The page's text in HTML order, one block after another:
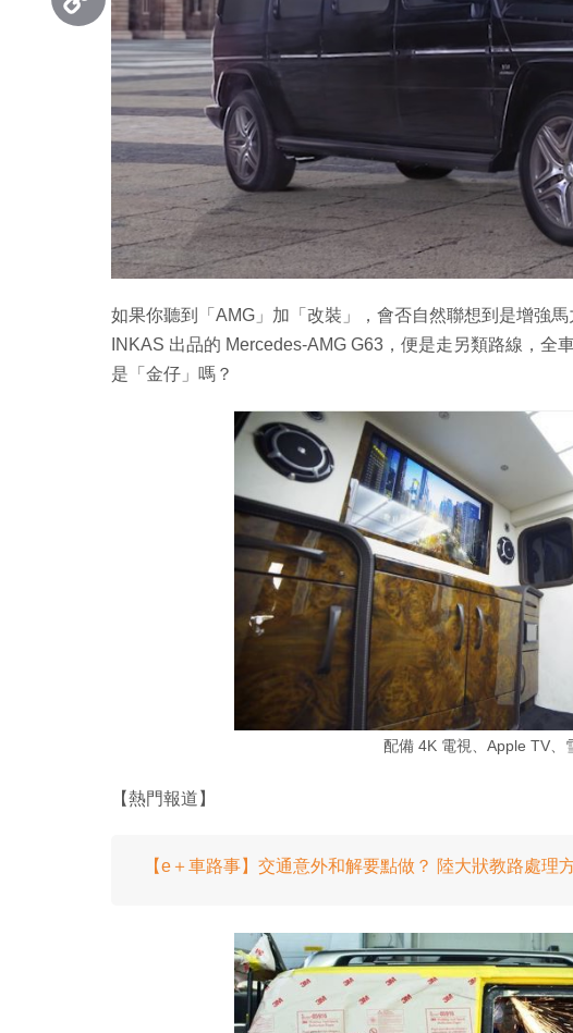
如果你聽到「AMG」加「改裝」，會否自然聯想到是增強
INKAS 出品的 Mercedes-AMG G63，便是走另類路線，全
是「金仔」嗎？
配備 4K 電視、Apple TV、
【熱門報道】
【e＋車路事】交通意外和解要點做？ 陸大狀教路處理
Copy
Link